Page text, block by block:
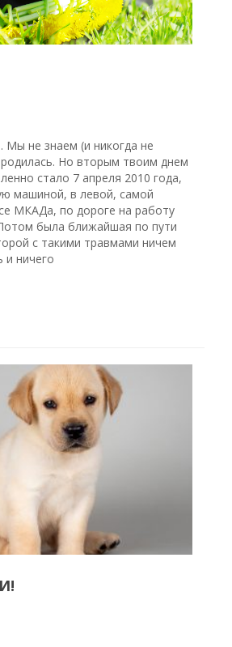
не знаем (и никогда не
Но вторым твоим днем
стало 7 апреля 2010 года,
машиной, в левой, самой
МКАДа, по дороге на работу
была ближайшая по пути
с такими травмами ничем
и ничего